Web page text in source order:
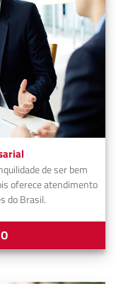
de ser bem
oferece atendimento
do Brasil.